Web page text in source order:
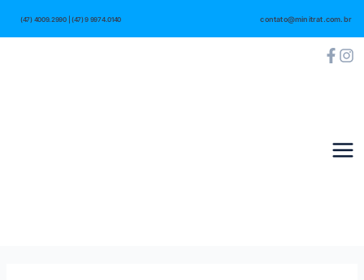
(47) 4009.2990 | (47) 9 9974.0140 contato@minitrat.com.br